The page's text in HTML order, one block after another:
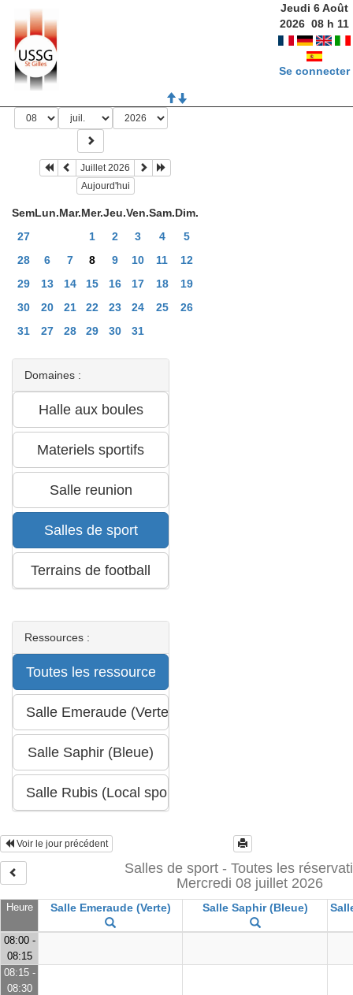
Jeudi 6 Août
2026 08h 11
Se connecter
Juillet 2026
Aujourd'hui
SemLun.Mar.Mer.Jeu.Ven.Sam.Dim.
27
1 2 3 4
5
28
6 7 8 9 10 11
12
29
13 14 15 16 17 18
19
30
20 21 22 23 24 25
26
31
27 28 29 30 31
Domaines :
Ressources :
Voir le jour précédent
Salles de sport - Toutes les
Mercredi 08 juillet 2026
Heure Salle Emeraude (Verte) Salle Saphir (Bleue)
08:00 -
08:15
08:15 -
08:30